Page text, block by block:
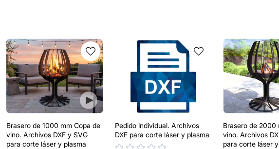
Brasero de 1000 mm Copa de
vino. Archivos DXF y SVG
para corte láser y plasma
Pedido individual. Archivos
DXF para corte láser y plasma
Brasero de 2000
vino. Archivos
para corte láser